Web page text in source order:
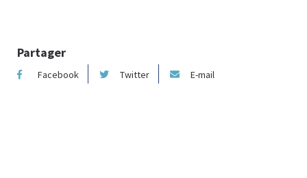
Partager
Facebook Twitter E-mail